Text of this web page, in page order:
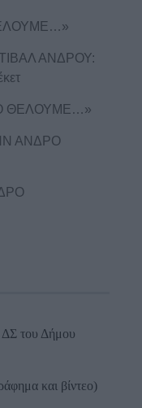
ΑΝΔΡΟΥ:
ΘΕΛΟΥΜΕ…»
ΑΝΔΡΟ
του Δήμου
και βίντεο)